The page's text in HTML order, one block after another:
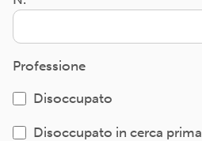
Professione
Disoccupato
Disoccupato in cerca